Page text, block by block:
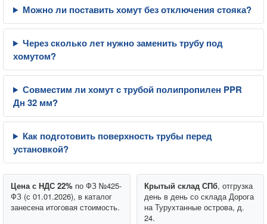
Можно ли поставить хомут без отключения стояка?
Через сколько лет нужно заменить трубу под
хомутом?
Совместим ли хомут с трубой полипропилен PPR
Дн 32 мм?
Как подготовить поверхность трубы перед
установкой?
Цена с НДС 22% по ФЗ №425-
ФЗ (с 01.01.2026), в каталог
занесена итоговая стоимость.
Крытый склад СПб, отгрузка
день в день со склада Дорога
на Турухтанные острова, д.
24.